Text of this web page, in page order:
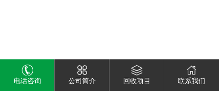
电话咨询 公司简介 回收项目 联系我们